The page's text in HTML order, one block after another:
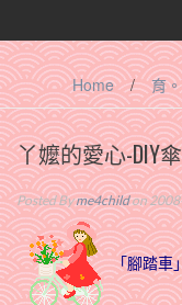
Home / 育
丫嬤的愛心-DIY
Posted Byme4childon
「腳踏車